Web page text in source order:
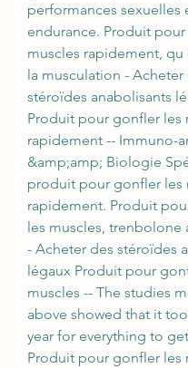
performances sexuelles
endurance. Produit
muscles rapidement, qu
la musculation - Acheter
stéroïdes anabolisants
Produit pour gonfler les
rapidement -- Immuno-
&amp;amp; Biologie
produit pour gonfler les
rapidement. Produit
les muscles, trenbolone
- Acheter des stéroïdes
légaux Produit pour
muscles -- The studies
above showed that it
year for everything to
Produit pour gonfler les